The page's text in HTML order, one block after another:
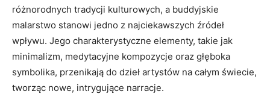
różnorodnych tradycji kulturowych, a buddyjskie
malarstwo stanowi jedno z najciekawszych źródeł
wpływu. Jego charakterystyczne elementy, takie jak
minimalizm, medytacyjne kompozycje oraz głęboka
symbolika, przenikają do dzieł artystów na całym świecie,
tworząc nowe, intrygujące narracje.